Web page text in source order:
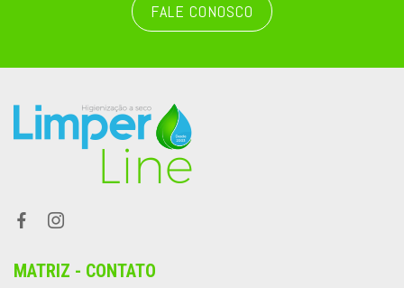
FALE CONOSCO
MATRIZ - CONTATO